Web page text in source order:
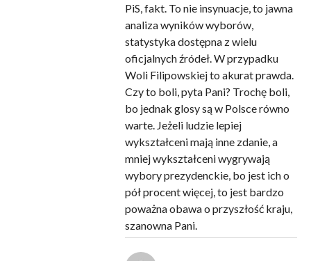
PiS, fakt. To nie insynuacje, to jawna
analiza wyników wyborów,
statystyka dostępna z wielu
oficjalnych źródeł. W przypadku
Woli Filipowskiej to akurat prawda.
Czy to boli, pyta Pani? Trochę boli,
bo jednak glosy są w Polsce równo
warte. Jeżeli ludzie lepiej
wykształceni mają inne zdanie, a
mniej wykształceni wygrywają
wybory prezydenckie, bo jest ich o
pół procent więcej, to jest bardzo
poważna obawa o przyszłość kraju,
szanowna Pani.